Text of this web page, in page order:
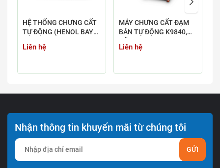
HỆ THỐNG CHƯNG CẤT
TỰ ĐỘNG (HENOL BAY
XYANUA) YDL-6
Liên hệ
MÁY CHƯNG CẤT ĐẠM
BÁN TỰ ĐỘNG K9840,
Liên hệ
Nhận thông tin khuyến mãi từ chúng tôi
GỬI